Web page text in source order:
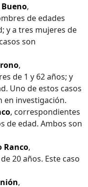
Bueno,
de edades
y a tres mujeres de
son
,
de 1 y 62 años; y
Uno de estos casos
en investigación.
, correspondientes
de edad. Ambos son
Ranco,
20 años. Este caso
,